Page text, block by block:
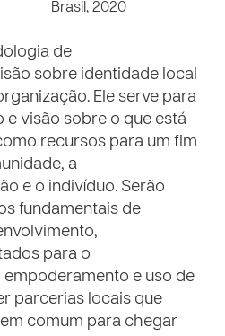
Brasil, 2020
de
sobre identidade local
Ele serve para
e visão sobre o que está
recursos para um fim
a
e o indivíduo. Serão
fundamentais de
para o
e uso de
parcerias locais que
comum para chegar